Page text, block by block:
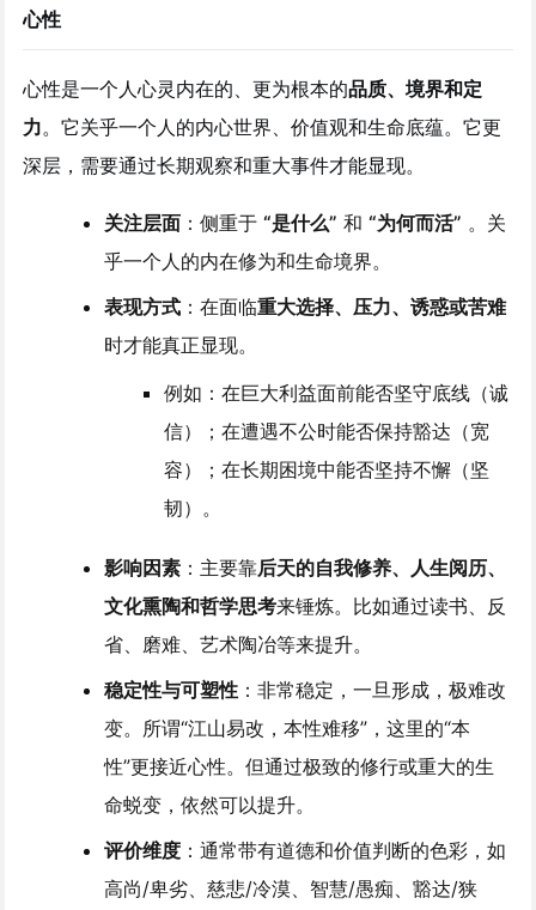
心性
心性是一个人心灵内在的、更为根本的品质、境界和定
力。它关乎一个人的内心世界、价值观和生命底蕴。它更
深层，需要通过长期观察和重大事件才能显现。
关注层面 ：侧重于“是什么” 和“为何而活” 。关
乎一个人的内在修为和生命境界。
表现方式 ：在面临重大选择、压力、诱惑或苦难
时才能真正显现。
例如：在巨大利益面前能否坚守底线（诚
信）；在遭遇不公时能否保持豁达（宽
容）；在长期困境中能否坚持不懈（坚
韧）。
影响因素 ：主要靠后天的自我修养、人生阅历、
文化熏陶和哲学思考来锤炼。比如通过读书、反
省、磨难、艺术陶冶等来提升。
稳定性与可塑性 ：非常稳定，一旦形成，极难改
变。所谓“江山易改，本性难移”，这里的“本
性”更接近心性。但通过极致的修行或重大的生
命蜕变，依然可以提升。
评价维度 ：通常带有道德和价值判断的色彩，如
高尚/卑劣、慈悲/冷漠、智慧/愚痴、豁达/狭